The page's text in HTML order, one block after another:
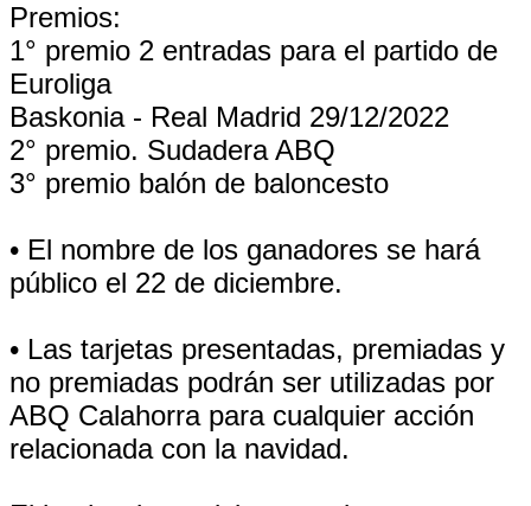
Premios:
1° premio 2 entradas para el partido de
Euroliga
Baskonia - Real Madrid 29/12/2022
2° premio. Sudadera ABQ
3° premio balón de baloncesto
• El nombre de los ganadores se hará
público el 22 de diciembre.
• Las tarjetas presentadas, premiadas y
no premiadas podrán ser utilizadas por
ABQ Calahorra para cualquier acción
relacionada con la navidad.